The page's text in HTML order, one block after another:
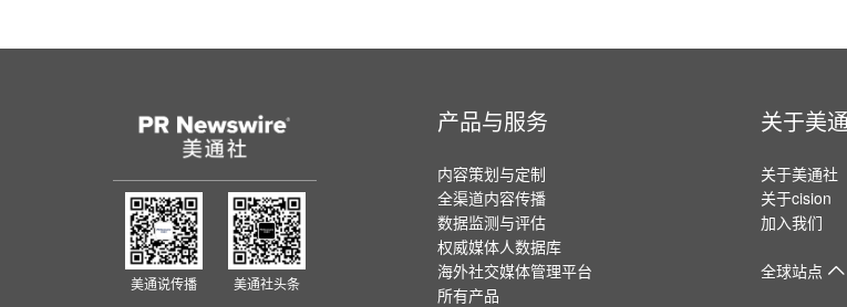
美通说传播 美通社头条
产品与服务
内容策划与定制
全渠道内容传播
数据监测与评估
权威媒体人数据库
海外社交媒体管理平台
所有产品
关于美
关于美通社
关于cision
加入我们
全球站点